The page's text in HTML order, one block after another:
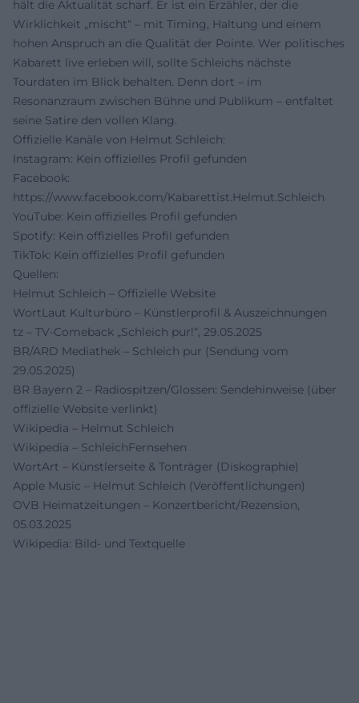
hält die Aktualität scharf. Er ist ein Erzähler, der die
Wirklichkeit „mischt“ – mit Timing, Haltung und einem
hohen Anspruch an die Qualität der Pointe. Wer politisches
Kabarett live erleben will, sollte Schleichs nächste
Tourdaten im Blick behalten. Denn dort – im
Resonanzraum zwischen Bühne und Publikum – entfaltet
seine Satire den vollen Klang.
Offizielle Kanäle von Helmut Schleich:
Instagram: Kein offizielles Profil gefunden
Facebook:
https://www.facebook.com/Kabarettist.Helmut.Schleich
YouTube: Kein offizielles Profil gefunden
Spotify: Kein offizielles Profil gefunden
TikTok: Kein offizielles Profil gefunden
Quellen:
Helmut Schleich – Offizielle Website
WortLaut Kulturbüro – Künstlerprofil & Auszeichnungen
tz – TV‑Comeback „Schleich pur!“, 29.05.2025
BR/ARD Mediathek – Schleich pur (Sendung vom
29.05.2025)
BR Bayern 2 – Radiospitzen/Glossen: Sendehinweise (über
offizielle Website verlinkt)
Wikipedia – Helmut Schleich
Wikipedia – SchleichFernsehen
WortArt – Künstlerseite & Tonträger (Diskographie)
Apple Music – Helmut Schleich (Veröffentlichungen)
OVB Heimatzeitungen – Konzertbericht/Rezension,
05.03.2025
Wikipedia: Bild- und Textquelle